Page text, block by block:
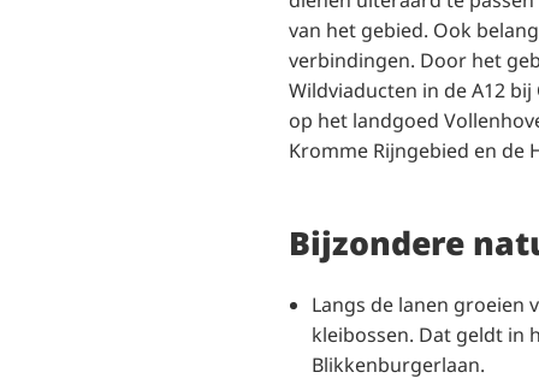
van het gebied. Ook
verbindingen. Door het
Wildviaducten in de A12
op het landgoed
Kromme Rijngebied en de
Bijzondere
Langs de lanen groeien
kleibossen. Dat geldt in
Blikkenburgerlaan.